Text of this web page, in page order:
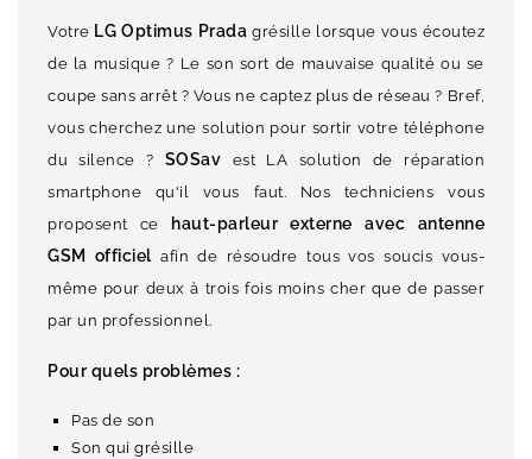
Votre LG Optimus Prada grésille lorsque vous écoutez
de la musique ? Le son sort de mauvaise qualité ou se
coupe sans arrêt ? Vous ne captez plus de réseau ? Bref,
vous cherchez une solution pour sortir votre téléphone
du silence ? SOSav est LA solution de réparation
smartphone qu'il vous faut. Nos techniciens vous
proposent ce
haut-parleur externe avec antenne
GSM officielafin de résoudre tous vos soucis vous-
même pour deux à trois fois moins cher que de passer
par un professionnel.
Pour quels problèmes :
Pas de son
Son qui grésille